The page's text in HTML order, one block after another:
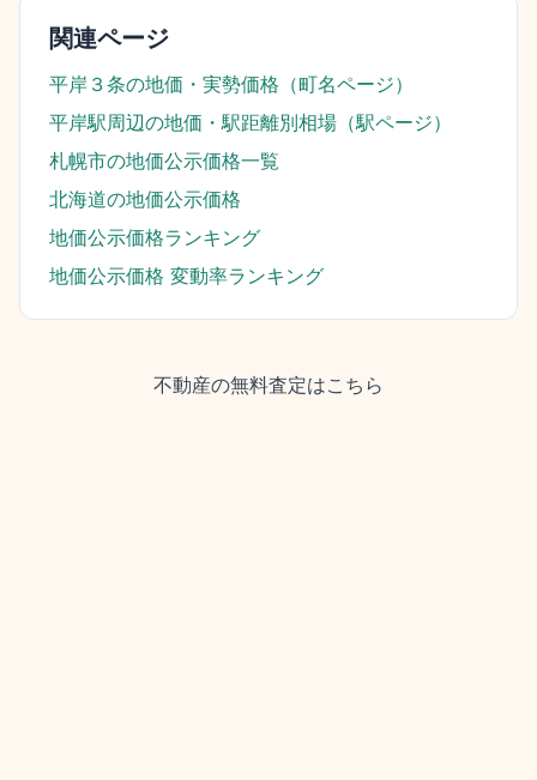
関連ページ
平岸３条の地価・実勢価格（町名ページ）
平岸駅周辺の地価・駅距離別相場（駅ページ）
札幌市の地価公示価格一覧
北海道の地価公示価格
地価公示価格ランキング
地価公示価格 変動率ランキング
不動産の無料査定はこちら